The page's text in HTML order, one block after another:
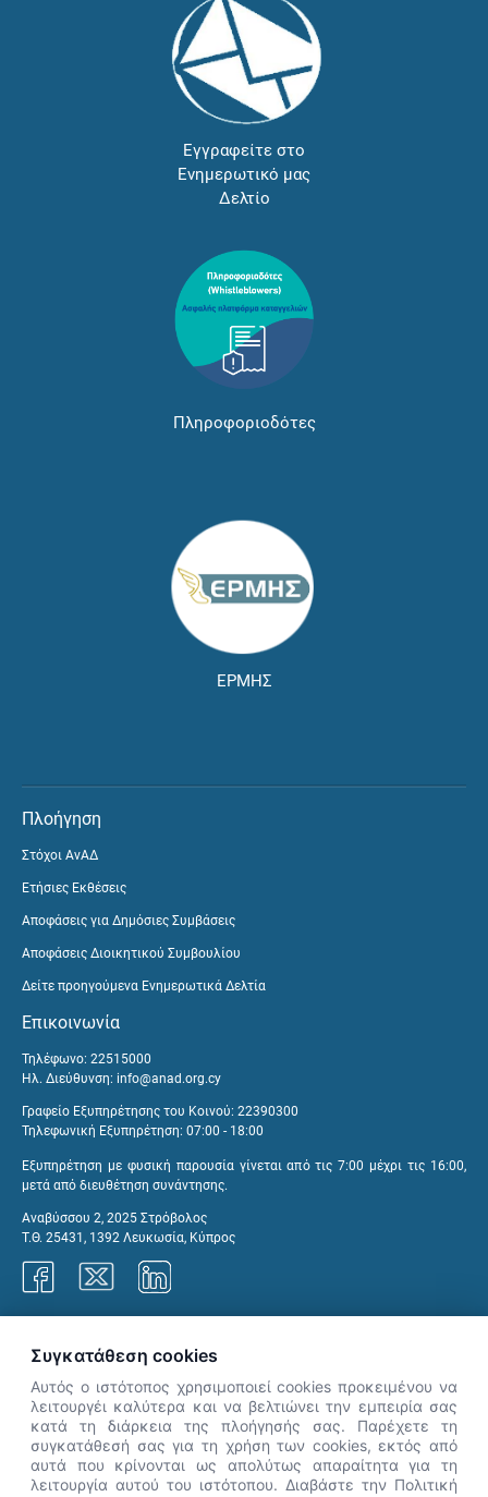
Εγγραφείτε στο
Ενημερωτικό μας
Δελτίο
Πληροφοριοδότες
ΕΡΜΗΣ
Πλοήγηση
Στόχοι ΑνΑΔ
Ετήσιες Εκθέσεις
Αποφάσεις για Δημόσιες Συμβάσεις
Αποφάσεις Διοικητικού Συμβουλίου
Δείτε προηγούμενα Ενημερωτικά Δελτία
Επικοινωνία
Τηλέφωνο: 22515000
Ηλ. Διεύθυνση: info@anad.org.cy
Γραφείο Εξυπηρέτησης του Κοινού: 22390300
Τηλεφωνική Εξυπηρέτηση: 07:00 - 18:00
Εξυπηρέτηση με φυσική παρουσία γίνεται από τις 7:00 μέχρι τις 16:00,
μετά από διευθέτηση συνάντησης.
Αναβύσσου 2, 2025 Στρόβολος
Τ.Θ. 25431, 1392 Λευκωσία, Κύπρος
👋 Καλώς ήρθες! Είμαι η Νόησις.
Πες μου πώς μπορώ να σε βοηθήσω
Συγκατάθεση cookies
Αυτός ο ιστότοπος χρησιμοποιεί cookies προκειμένου να
λειτουργέι καλύτερα και να βελτιώνει την εμπειρία σας
κατά τη διάρκεια της πλοήγησής σας. Παρέχετε τη
συγκατάθεσή σας για τη χρήση των cookies, εκτός από
αυτά που κρίνονται ως απολύτως απαραίτητα για τη
λειτουργία αυτού του ιστότοπου. Διαβάστε την Πολιτική